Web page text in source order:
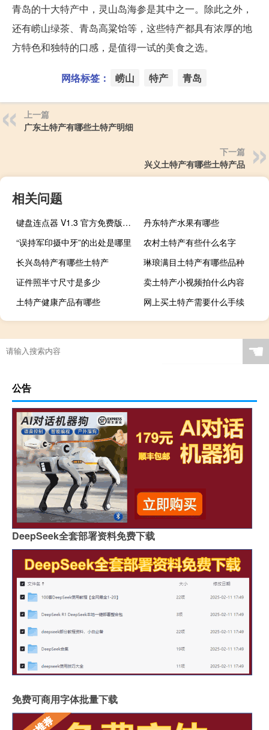
青岛的十大特产中，灵山岛海参是其中之一。除此之外，
还有崂山绿茶、青岛高粱饴等，这些特产都具有浓厚的地
方特色和独特的口感，是值得一试的美食之选。
网络标签： 崂山 特产 青岛
上一篇
广东土特产有哪些土特产明细
下一篇
兴义土特产有哪些土特产品
相关问题
键盘连点器 V1.3 官方免费版（键盘连点器 V1.3 官方免费版功能简介）
丹东特产水果有哪些
“误持军印摄中牙”的出处是哪里
农村土特产有些什么名字
长兴岛特产有哪些土特产
琳琅满目土特产有哪些品种
证件照半寸尺寸是多少
卖土特产小视频拍什么内容
土特产健康产品有哪些
网上买土特产需要什么手续
☚
公告
DeepSeek全套部署资料免费下载
免费可商用字体批量下载